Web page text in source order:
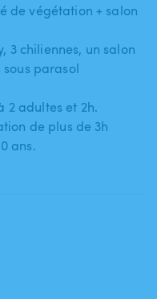
de végétation + salon
3 chiliennes​,​ un salon
parasol
2 adultes et 2h.
de plus de 3h
ans.